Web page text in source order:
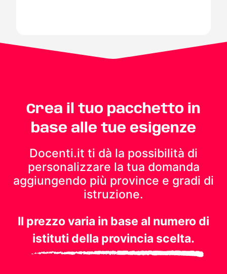
Crea il tuo pacchetto in
base alle tue esigenze
Docenti.it ti dà la possibilità di
personalizzare la tua domanda
aggiungendo più province e gradi di
istruzione.
Il prezzo varia in base al numero di
istituti della provincia scelta.